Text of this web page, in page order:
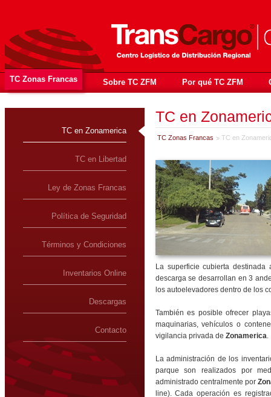
TC Zonas Francas Sobre TC ZFM Por qué TC ZFM
TC en Zonamerica
TC en Libertad
Ley de Zonas Francas
Política de Seguridad
Términos y Condiciones
Inventarios Online
Descargas
Contacto
TC en
TC Zonas Francas TC en
La superficie cubierta
descarga se desarrollan en 3
los autoelevadores dentro de los
También es posible ofrecer
maquinarias, vehículos o
vigilancia privada de Zonamerica.
La administración de los
parque son realizados por
administrado centralmente por
line). Cada operación es